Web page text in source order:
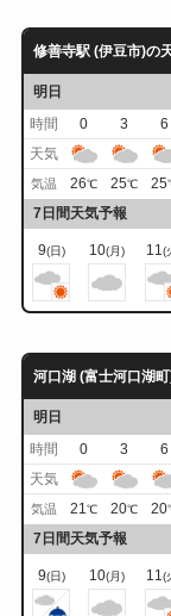
修善寺駅 (伊豆市)の
明日
時間
0 3 6
天気
気温 26℃ 25℃ 25
7日間天気予報
9(日) 10(月) 11(
河口湖 (富士河口湖
明日
時間
0 3 6
天気
気温 21℃ 20℃ 20
7日間天気予報
9(日) 10(月) 11 (